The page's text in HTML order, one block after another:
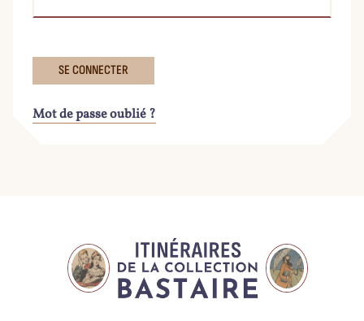
Mot de passe oublié ?